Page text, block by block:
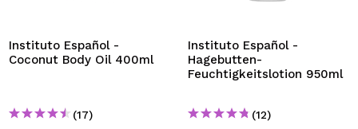
Instituto Español -
Coconut Body Oil 400ml
(17)
Instituto Español -
Hagebutten-
Feuchtigkeitslotion 950ml
(12)